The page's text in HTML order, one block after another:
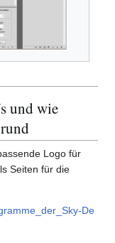
und wie
Logo für
Seiten für die
De